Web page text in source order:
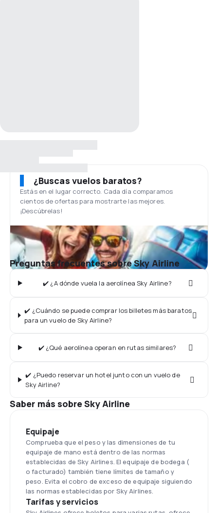
¿Buscas vuelos baratos?
Estás en el lugar correcto. Cada día comparamos
cientos de ofertas para mostrarte las mejores.
¡Descúbrelas!
Preguntas frecuentes sobre Sky Airline
✔️ ¿A dónde vuela la aerolínea Sky Airline?
✔️ ¿Cuándo se puede comprar los billetes más baratos
para un vuelo de Sky Airline?
✔️ ¿Qué aerolínea operan en rutas similares?
✔️ ¿Puedo reservar un hotel junto con un vuelo de
Sky Airline?
Saber más sobre Sky Airline
Equipaje
Comprueba que el peso y las dimensiones de tu
equipaje de mano está dentro de las normas
establecidas de Sky Airlines. El equipaje de bodega (
o facturado) también tiene límites de tamaño y
peso. Evita el cobro de exceso de equipaje siguiendo
las normas establecidas por Sky Airlines.
Tarifas y servicios